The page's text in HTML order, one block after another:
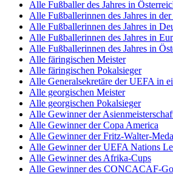
Alle Fußballer des Jahres in
Alle Fußballerinnen des Jahres in
Alle Fußballerinnen des Jahres in
Alle Fußballerinnen des Jahres in
Alle Fußballerinnen des Jahres in
Alle färingischen Meister
Alle färingischen Pokalsieger
Alle Generalsekretäre der UEFA in
Alle georgischen Meister
Alle georgischen Pokalsieger
Alle Gewinner der
Alle Gewinner der Copa America
Alle Gewinner der Fritz-Walter-
Alle Gewinner der UEFA Nations
Alle Gewinner des Afrika-Cups
Alle Gewinner des CONCACAF-